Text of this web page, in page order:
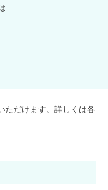
ただけます。詳しくは各